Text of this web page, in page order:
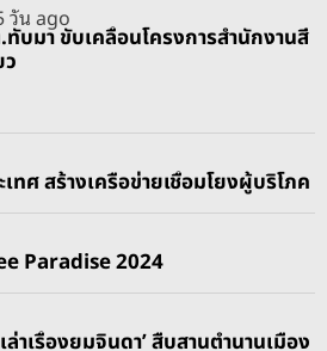
m
e
g
e
วัน ago
บมา ขับเคลื่อนโครงการสำนักงานสี
ศ สร้างเครือข่ายเชื่อมโยงผู้บริโภค
Paradise 2024
ล่าเรื่องยมจินดา’ สืบสานตำนานเมือง